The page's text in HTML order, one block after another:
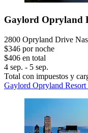
Gaylord Opryland
2800 Opryland Drive
$346 por noche
$406 en total
4 sep. - 5 sep.
Total con impuestos y
Gaylord Opryland